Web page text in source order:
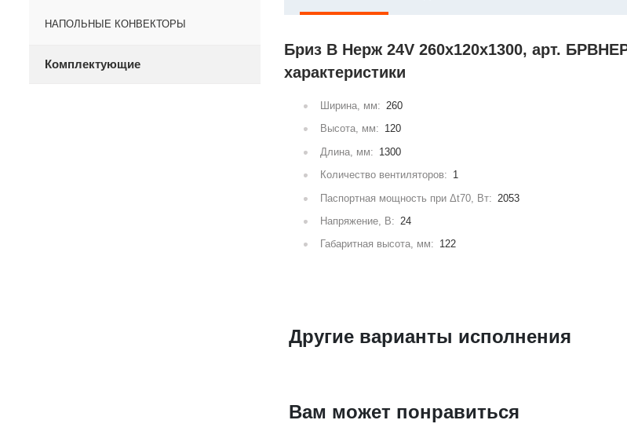
НАПОЛЬНЫЕ КОНВЕКТОРЫ
Комплектующие
Бриз В Нерж 24V 260x120x1300, арт.
характеристики
Ширина, мм: 260
Высота, мм: 120
Длина, мм: 1300
Количество вентиляторов: 1
Паспортная мощность при Δt70, Вт: 2053
Напряжение, В: 24
Габаритная высота, мм: 122
Другие варианты исполнения
Вам может понравиться